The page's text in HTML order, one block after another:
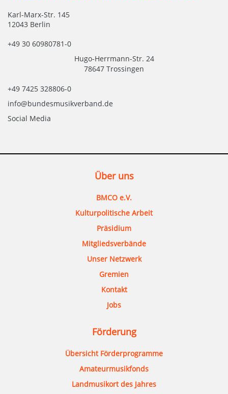
Karl-Marx-Str. 145
12043 Berlin
+49 30 60980781-0
Hugo-Herrmann-Str. 24
78647 Trossingen
+49 7425 328806-0
info@bundesmusikverband.de
Social Media
Über uns
BMCO e.V.
Kulturpolitische Arbeit
Präsidium
Mitgliedsverbände
Unser Netzwerk
Gremien
Kontakt
Jobs
Förderung
Übersicht Förderprogramme
Amateurmusikfonds
Landmusikort des Jahres